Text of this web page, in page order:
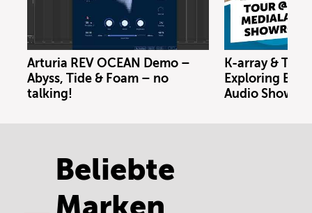
Arturia REV OCEAN Demo –
Abyss, Tide & Foam – no
talking!
K-array &
Exploring
Audio
Beliebte